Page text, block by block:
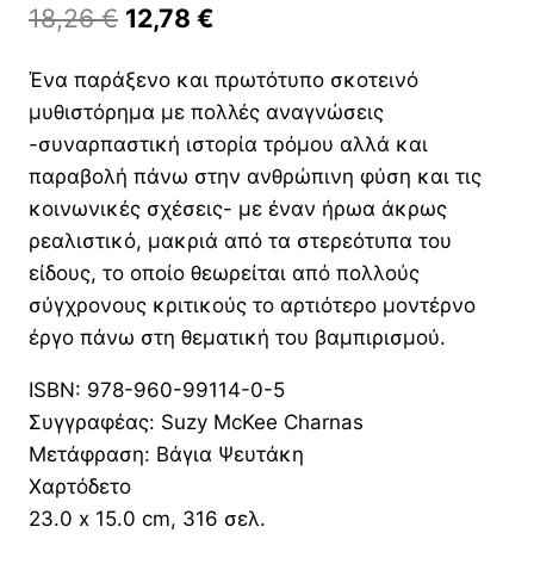
18,26€ Original
was:
18,26 €.
12,78 €
τιμή
είναι:
12,78 €.
Ένα παράξενο και πρωτότυπο σκοτεινό
μυθιστόρημα με πολλές αναγνώσεις
-συναρπαστική ιστορία τρόμου αλλά και
παραβολή πάνω στην ανθρώπινη φύση και τις
κοινωνικές σχέσεις- με έναν ήρωα άκρως
ρεαλιστικό, μακριά από τα στερεότυπα του
είδους, το οποίο θεωρείται από πολλούς
σύγχρονους κριτικούς το αρτιότερο μοντέρνο
έργο πάνω στη θεματική του βαμπιρισμού.
ISBN: 978-960-99114-0-5
Συγγραφέας: Suzy McKee Charnas
Μετάφραση: Βάγια Ψευτάκη
Χαρτόδετο
23.0 x 15.0 cm, 316 σελ.